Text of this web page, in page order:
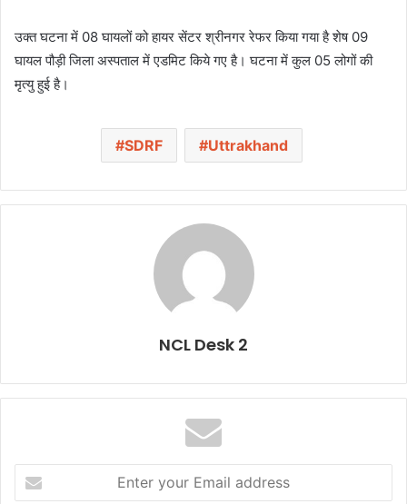
उक्त घटना में 08 घायलों को हायर सेंटर श्रीनगर रेफर किया गया है शेष 09
घायल पौड़ी जिला अस्पताल में एडमिट किये गए है। घटना में कुल 05 लोगों की
मृत्यु हुई है।
SDRF Uttrakhand
NCL Desk 2